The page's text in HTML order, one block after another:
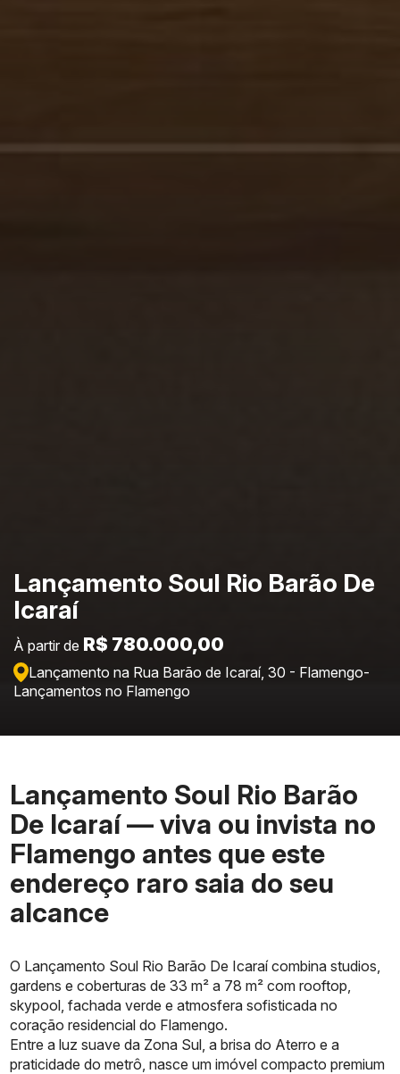
Lançamento Soul Rio Barão De
Icaraí
À partir de R$ 780.000,00
Lançamento na Rua Barão de Icaraí, 30 - Flamengo-
Lançamentos no Flamengo
Lançamento Soul Rio Barão
De Icaraí — viva ou invista no
Flamengo antes que este
endereço raro saia do seu
alcance
O Lançamento Soul Rio Barão De Icaraí combina studios,
gardens e coberturas de 33 m² a 78 m² com rooftop,
skypool, fachada verde e atmosfera sofisticada no
coração residencial do Flamengo.
Entre a luz suave da Zona Sul, a brisa do Aterro e a
praticidade do metrô, nasce um imóvel compacto premium